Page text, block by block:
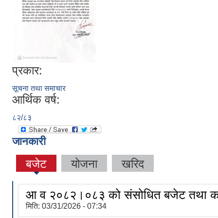
प्रकार:
सूचना तथा समाचार
आर्थिक वर्ष:
८२/८३
जानकारी
बजेट योजना खरिद
आ व २०८२।०८३ को संसोधित बजेट तथा
मिति: 03/31/2026 - 07:34